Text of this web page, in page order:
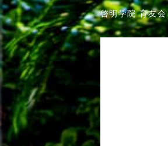
啓明学院 育友会